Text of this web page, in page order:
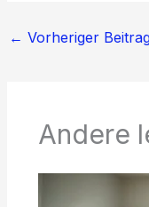
← Vorheriger
Andere